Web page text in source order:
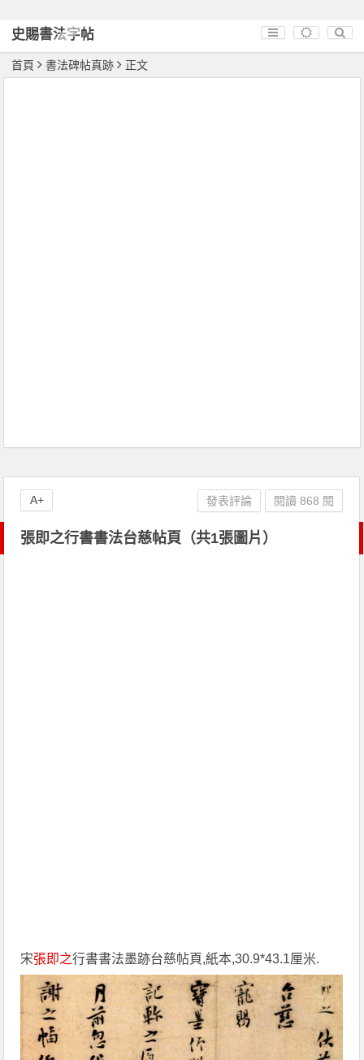
史賜書法字帖
首頁 書法碑帖真跡 正文
張即之行書書法台慈帖頁（共1張圖片）
宋張即之行書書法墨跡台慈帖頁,紙本,30.9*43.1厘米.
發表評論 閱讀 868 閱
A+